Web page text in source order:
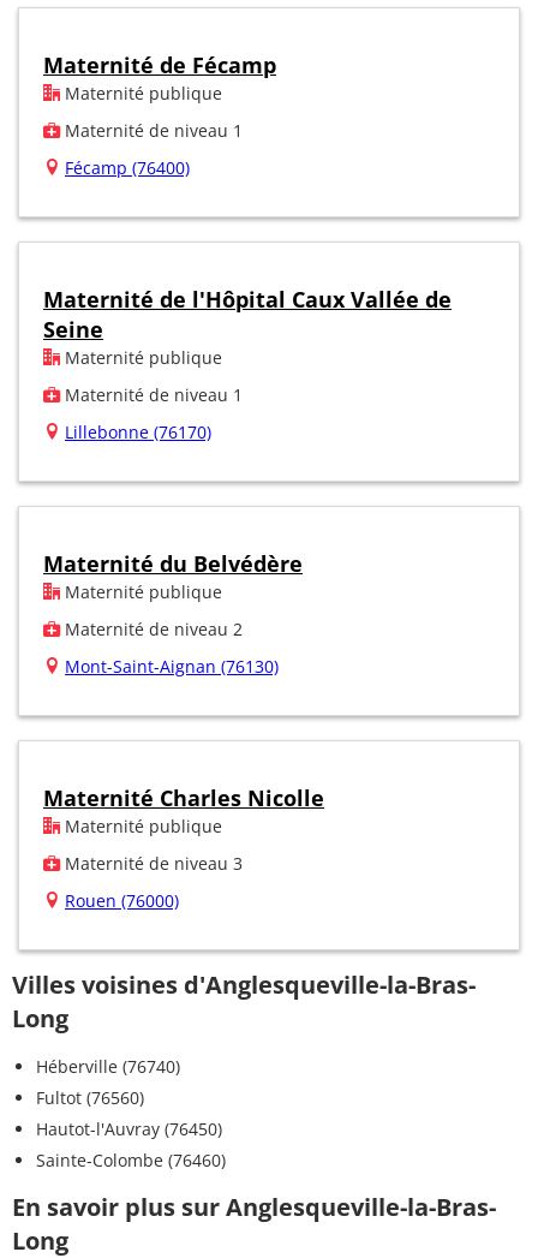
Maternité de Fécamp
Maternité publique
Maternité de niveau 1
Fécamp (76400)
Maternité de l'Hôpital Caux Vallée de
Seine
Maternité publique
Maternité de niveau 1
Lillebonne (76170)
Maternité du Belvédère
Maternité publique
Maternité de niveau 2
Mont-Saint-Aignan (76130)
Maternité Charles Nicolle
Maternité publique
Maternité de niveau 3
Rouen (76000)
Villes voisines d'Anglesqueville-la-Bras-
Long
Héberville (76740)
Fultot (76560)
Hautot-l'Auvray (76450)
Sainte-Colombe (76460)
En savoir plus sur Anglesqueville-la-Bras-
Long